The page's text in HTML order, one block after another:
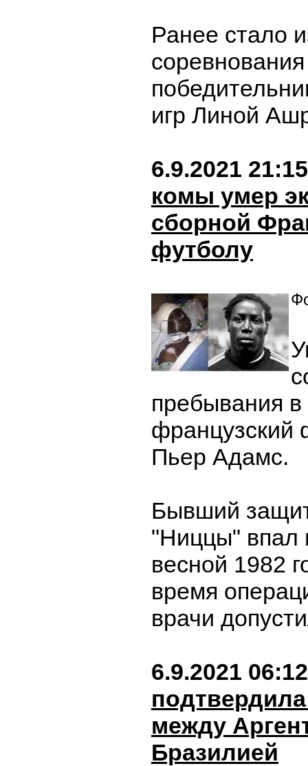
Ранее стало
игр Линой
6.9.2021 21:15
комы умер
сборной
футболу
пребывания в
французский
Пьер Адамс.
Бывший
"Ниццы" впал
весной 1982
время
врачи
6.9.2021 06:12
между
Бразилией